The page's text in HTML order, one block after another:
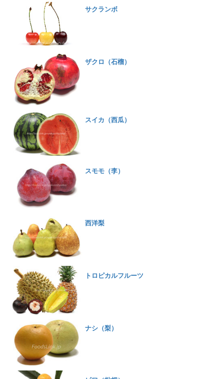
サクランボ
ザクロ（石榴）
スイカ（西瓜）
スモモ（李）
西洋梨
トロピカルフルーツ
ナシ（梨）